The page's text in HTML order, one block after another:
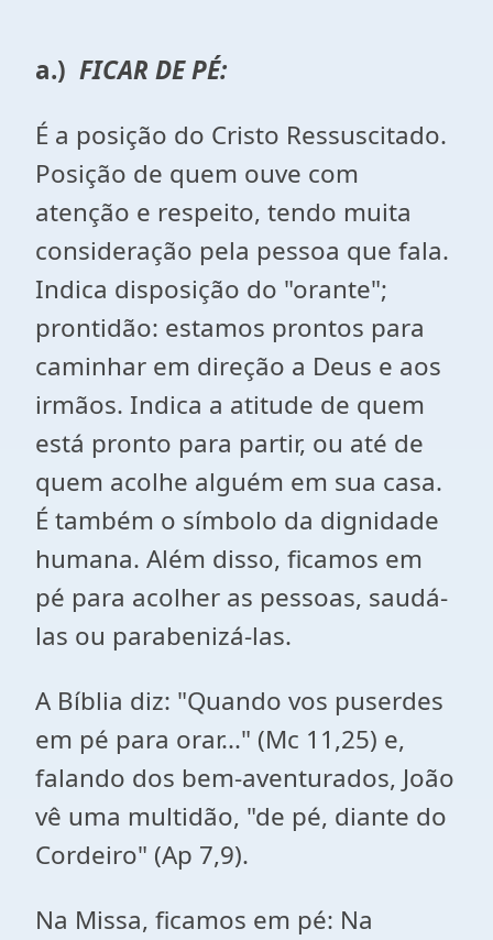
a.) FICAR DE PÉ:
É a posição do Cristo Ressuscitado.
Posição de quem ouve com
atenção e respeito, tendo muita
consideração pela pessoa que fala.
Indica disposição do "orante";
prontidão: estamos prontos para
caminhar em direção a Deus e aos
irmãos. Indica a atitude de quem
está pronto para partir, ou até de
quem acolhe alguém em sua casa.
É também o símbolo da dignidade
humana. Além disso, ficamos em
pé para acolher as pessoas, saudá-
las ou parabenizá-las.
A Bíblia diz: "Quando vos puserdes
em pé para orar..." (Mc 11,25) e,
falando dos bem-aventurados, João
vê uma multidão, "de pé, diante do
Cordeiro" (Ap 7,9).
Na Missa, ficamos em pé: Na